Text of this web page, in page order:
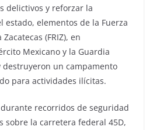
delictivos y reforzar la
estado, elementos de la Fuerza
(FRIZ), en
Mexicano y la Guardia
destruyeron un campamento
para actividades ilícitas.
recorridos de seguridad
sobre la carretera federal 45D,